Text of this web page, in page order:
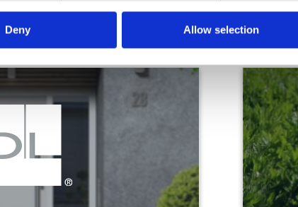
Deny Allow selection